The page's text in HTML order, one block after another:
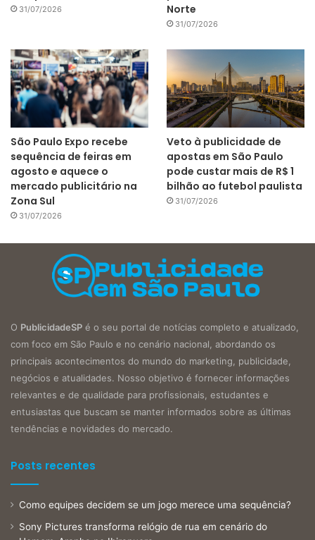
31/07/2026
Norte
31/07/2026
São Paulo Expo recebe
sequência de feiras em
agosto e aquece o
mercado publicitário na
Zona Sul
31/07/2026
Veto à publicidade de
apostas em São Paulo
pode custar mais de R$ 1
bilhão ao futebol paulista
31/07/2026
O PublicidadeSP é o seu portal de notícias completo e atualizado,
com foco em São Paulo e no cenário nacional, abordando os
principais acontecimentos do mundo do marketing, publicidade,
negócios e atualidades. Nosso objetivo é fornecer informações
relevantes e de qualidade para profissionais, estudantes e
entusiastas que buscam se manter informados sobre as últimas
tendências e novidades do mercado.
Posts recentes
Como equipes decidem se um jogo merece uma sequência?
Sony Pictures transforma relógio de rua em cenário do